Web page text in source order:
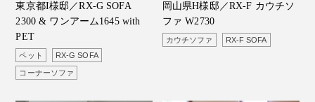
SOFA 2300 & ワンアーム
1645 with PET"/>
東京都I様邸／RX-G SOFA
2300 & ワンアーム1645 with
PET
ペット RX-G SOFA
コーナーソファ
カウチソファ W2730"/>
岡山県H様邸／RX-F カウチソ
ファ W2730
カウチソファ RX-F SOFA